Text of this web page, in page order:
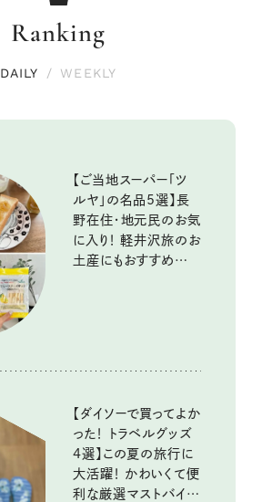
Ranking
DAILY / WEEKLY
【ご当地スーパー「ツ
ルヤ」の名品5選】長
野在住・地元民のお気
に入り！ 軽井沢旅のお
土産にもおすすめのお
【ダイソーで買ってよか
った！ トラベルグッズ
4選】この夏の旅行に
大活躍！ かわいくて便
利な厳選マストバイア